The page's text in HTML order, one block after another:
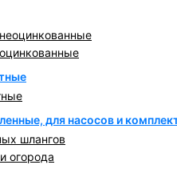
для насосов и
шлангов
огорода